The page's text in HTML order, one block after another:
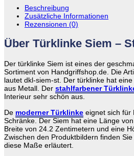
Beschreibung
Zusätzliche Informationen
Rezensionen (0)
Über Türklinke Siem –
Der türklinke Siem ist eines der
Sortiment von Handgriffshop.de. Die
lautet dkl-siem-st. Der türklinke hat
aus Metall. Der stahlfarbener
Interieur sehr schön aus.
De moderner Türklinke eignet sich für
Schränke. Der Siem hat eine Länge
Breite von 24.2 Zentimetern und eine
Zwischen den Produktbildern finden
diese Maße erläutert.